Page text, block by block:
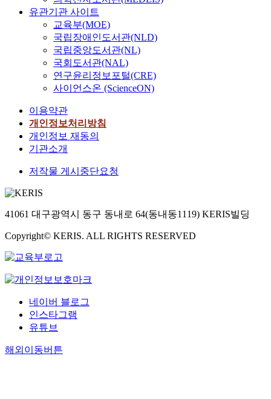
유관기관 사이트
교육부(MOE)
국립장애인도서관(NLD)
국립중앙도서관(NL)
국회도서관(NAL)
연구윤리정보포털(CRE)
사이언스온 (ScienceON)
이용약관
개인정보처리방침
개인정보 재동의
기관소개
저작물 게시중단요청
41061 대구광역시 동구 동내로 64(동내동1119) KERIS빌딩
Copyright© KERIS. ALL RIGHTS RESERVED
네이버 블로그
인스타그램
유튜브
해외이동버튼